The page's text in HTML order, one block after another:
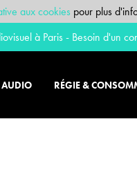
aux cookies pour plus
à Paris - Besoin d'un
AUDIO RÉGIE &